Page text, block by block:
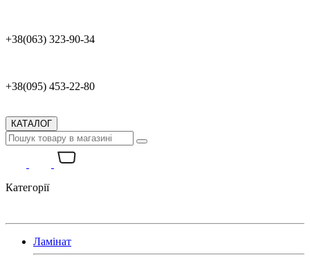
+38(063) 323-90-34
+38(095) 453-22-80
КАТАЛОГ
Категорії
Ламінат